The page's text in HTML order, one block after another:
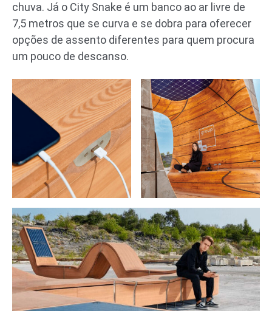
chuva. Já o City Snake é um banco ao ar livre de
7,5 metros que se curva e se dobra para oferecer
opções de assento diferentes para quem procura
um pouco de descanso.